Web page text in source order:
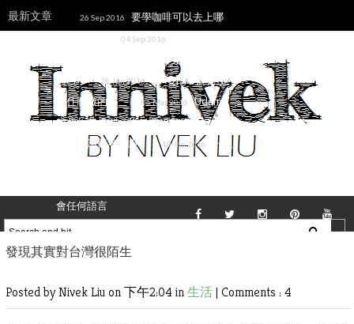
最新文章 26 Sep 2016
要學咖啡可以去上哪
04 Sep 2016
考》從不斷捨棄過去的成功過程中提升
自己
28 Jun 2016
[FAQ]你的網站是
用什麼做的？
06 Mar 2016
Udemy
簡化收費規則，降低課程價格與折扣成
數減少消費者疑慮
10 Jan 2016
《跟
會任何語言
發現其實對台灣很陌生
Posted by Nivek Liu on 下午2:04 in生活| Comments : 4